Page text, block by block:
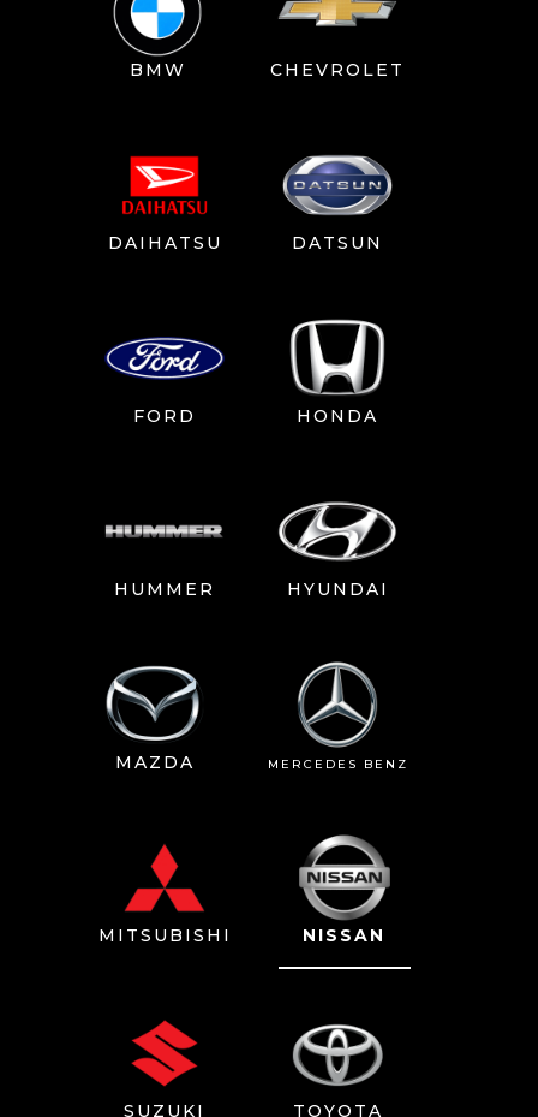
BMW CHEVROLET
DAIHATSU DATSUN
FORD HONDA
HUMMER HYUNDAI
MAZDA MERCEDES BENZ
MITSUBISHI NISSAN
SUZUKI TOYOTA